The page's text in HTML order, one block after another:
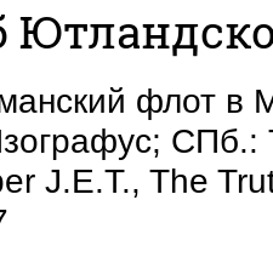
флот в
СПб.:
J.E.T., The